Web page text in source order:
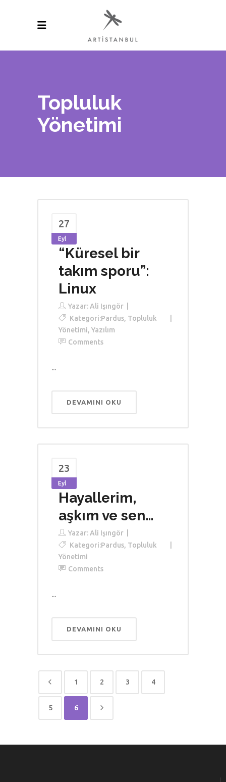
Topluluk
Yönetimi
27
Eyl
“Küresel bir
takım sporu”:
Linux
Yazar:Ali Işıngör
Kategori:Pardus, Topluluk
Yönetimi, Yazılım
Comments
...
DEVAMINI OKU
23
Eyl
Hayallerim,
aşkım ve sen…
Yazar:Ali Işıngör
Kategori:Pardus, Topluluk
Yönetimi
Comments
...
DEVAMINI OKU
1 2 3 4
5 6